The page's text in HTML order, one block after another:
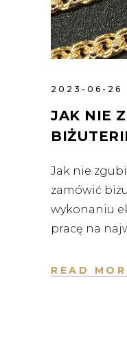
2023-06-26
JAK NIE
Jak nie
zamówić
wykonaniu
pracę na
READ